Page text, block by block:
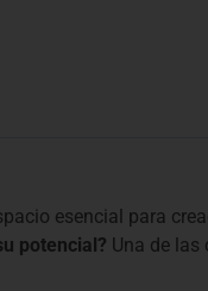
esencial para
potencial? Una de las